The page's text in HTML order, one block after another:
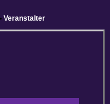
• Veranstalter